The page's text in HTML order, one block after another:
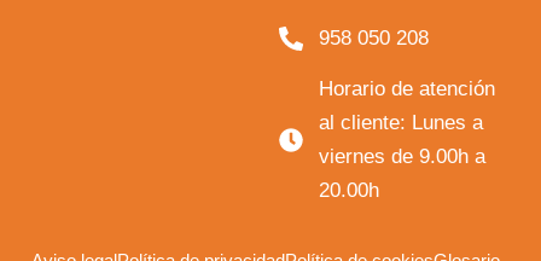
958 050 208
Horario de atención
al cliente: Lunes a
viernes de 9.00h a
20.00h